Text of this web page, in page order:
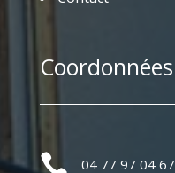
Coordonnées
 04 77 97 04 67